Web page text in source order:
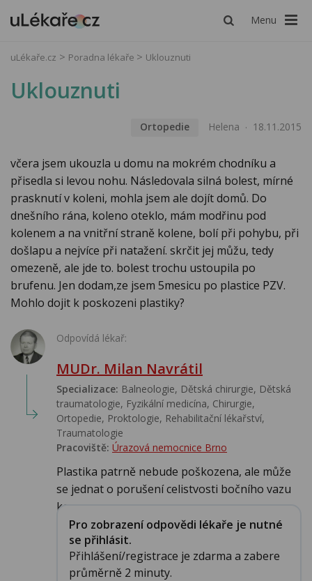
Menu
uLékaře.cz Poradna lékaře Uklouznuti
Uklouznuti
Ortopedie Helena 18.11.2015
včera jsem ukouzla u domu na mokrém chodníku a
přisedla si levou nohu. Následovala silná bolest, mírné
prasknutí v koleni, mohla jsem ale dojít domů. Do
dnešního rána, koleno oteklo, mám modřinu pod
kolenem a na vnitřní straně kolene, bolí při pohybu, při
došlapu a nejvíce při natažení. skrčit jej můžu, tedy
omezeně, ale jde to. bolest trochu ustoupila po
brufenu. Jen dodam,ze jsem 5mesicu po plastice PZV.
Mohlo dojit k poskozeni plastiky?
Odpovídá lékař:
MUDr. Milan Navrátil
Specializace: Balneologie, Dětská chirurgie, Dětská
traumatologie, Fyzikální medicína, Chirurgie,
Ortopedie, Proktologie, Rehabilitační lékařství‎,
Traumatologie
Pracoviště: Úrazová nemocnice Brno
Plastika patrně nebude poškozena, ale může
se jednat o porušení celistvosti bočního vazu
ko...
Pro zobrazení odpovědi lékaře je nutné
se přihlásit.
Přihlášení/registrace je zdarma a zabere
průměrně 2 minuty.